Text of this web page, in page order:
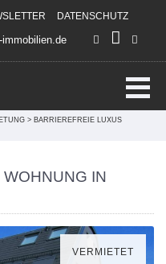
DATENSCHUTZ
> BARRIEREFREIE LUXUS
IN
VERMIETET